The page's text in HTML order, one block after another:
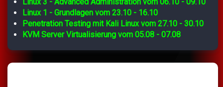
Linux 1 - Grundlagen vom 23.10 - 16.10
Penetration Testing mit Kali Linux vom 27.10 - 30.10
KVM Server Virtualisierung vom 05.08 - 07.08